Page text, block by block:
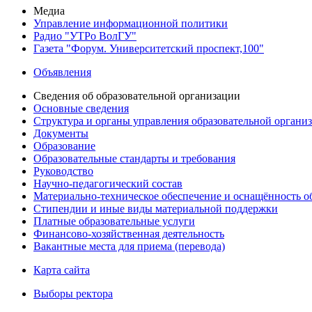
Медиа
Управление информационной политики
Радио "УТРо ВолГУ"
Газета "Форум. Университетский проспект,100"
Объявления
Сведения об образовательной организации
Основные сведения
Структура и органы управления образовательной
Документы
Образование
Образовательные стандарты и требования
Руководство
Научно-педагогический состав
Материально-техническое обеспечение и оснащённость
Стипендии и иные виды материальной поддержки
Платные образовательные услуги
Финансово-хозяйственная деятельность
Вакантные места для приема (перевода)
Карта сайта
Выборы ректора